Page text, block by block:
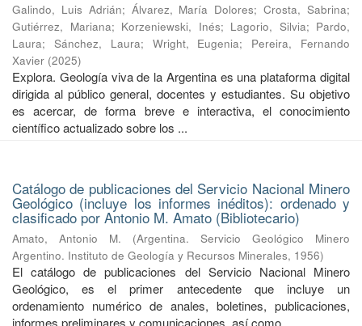
Galindo, Luis Adrián; Álvarez, María Dolores;Crosta, Sabrina;
Gutiérrez, Mariana; Korzeniewski, Inés; Lagorio, Silvia; Pardo,
Laura; Sánchez, Laura; Wright, Eugenia; Pereira, Fernando
Xavier (2025)
Explora. Geología viva de la Argentina es una plataforma digital
dirigida al público general, docentes y estudiantes. Su objetivo
es acercar, de forma breve e interactiva, el conocimiento
científico actualizado sobre los ...
Catálogo de publicaciones del Servicio Nacional Minero
Geológico (incluye los informes inéditos): ordenado y
clasificado por Antonio M. Amato (Bibliotecario)
Amato, Antonio M. (Argentina. Servicio Geológico Minero
Argentino. Instituto de Geología y Recursos Minerales, 1956)
El catálogo de publicaciones del Servicio Nacional Minero
Geológico, es el primer antecedente que incluye un
ordenamiento numérico de anales, boletines, publicaciones,
informes preliminares y comunicaciones, así como ...